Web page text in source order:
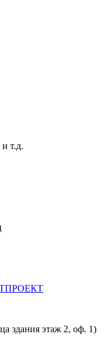
т.д.
здания этаж 2, оф. 1)